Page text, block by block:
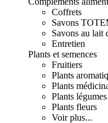
Coffrets
Savons
Savons au
Entretien
Plants et semences
Fruitiers
Plants
Plants
Plants légumes
Plants fleurs
Voir plus...